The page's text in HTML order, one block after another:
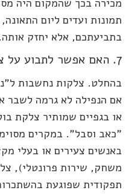
מכירה בכך שהמקום היה
תמונות ועדים ליום
בתביעתכם, אלא יחזק אותה.
7. האם אפשר לתבוע על צלקת מנפילה ברחוב?
בהחלט. צלקות נחשבות
אם הנפילה לא גרמה לשבר
או בגפיים שמותיר צלקת
"כאב וסבל". במקרים
באנשים צעירים או בעלי
משחק, שירות פרונטלי),
תפקודית שפוגעת